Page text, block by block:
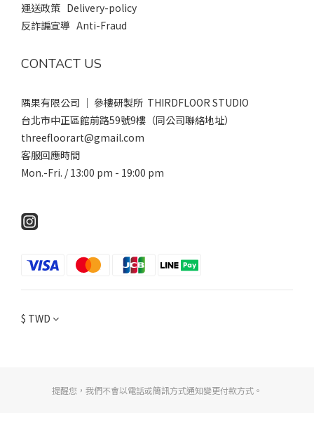
運送政策 Delivery-policy
反詐諞宣導 Anti-Fraud
CONTACT US
隅果有限公司 ｜ 參樓研製所 THIRDFLOOR STUDIO
台北市中正區館前路59號9樓（同公司聯絡地址）
threefloorart@gmail.com
客服回應時間
Mon.-Fri. / 13:00 pm - 19:00 pm
$ TWD
提醒您，我們不會以電話或簡訊方式通知變更付款方式。